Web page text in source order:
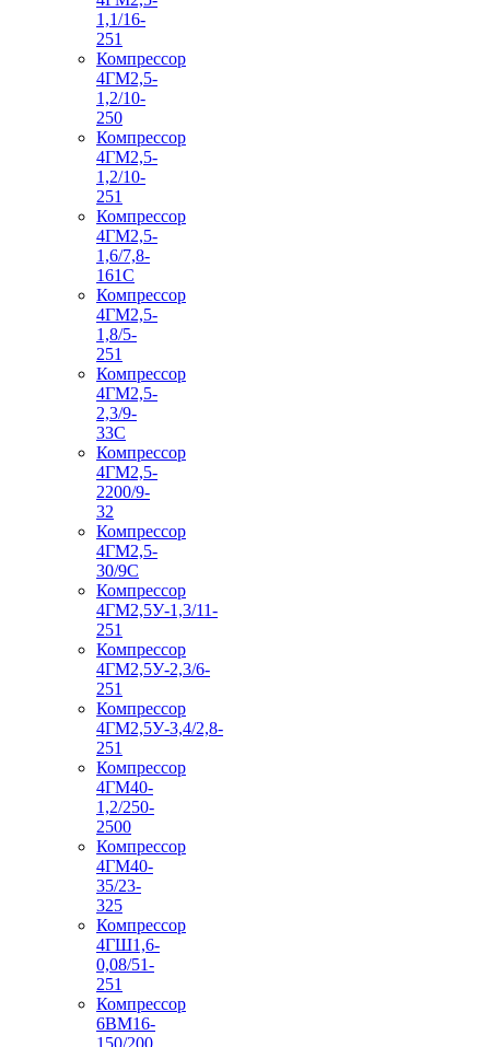
1,1/16-
251
Компрессор
4ГМ2,5-
1,2/10-
250
Компрессор
4ГМ2,5-
1,2/10-
251
Компрессор
4ГМ2,5-
1,6/7,8-
161С
Компрессор
4ГМ2,5-
1,8/5-
251
Компрессор
4ГМ2,5-
2,3/9-
33С
Компрессор
4ГМ2,5-
2200/9-
32
Компрессор
4ГМ2,5-
30/9С
Компрессор
4ГМ2,5У-1,3/11-
251
Компрессор
4ГМ2,5У-2,3/6-
251
Компрессор
4ГМ2,5У-3,4/2,8-
251
Компрессор
4ГМ40-
1,2/250-
2500
Компрессор
4ГМ40-
35/23-
325
Компрессор
4ГШ1,6-
0,08/51-
251
Компрессор
6ВМ16-
150/200